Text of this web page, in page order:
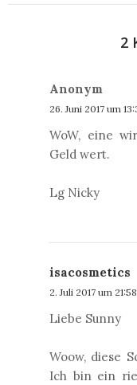
2
Anonym
26. Juni 2017 um
WoW, eine
Geld wert.
Lg Nicky
isacosmetics
2. Juli 2017 um 21:58
Liebe Sunny
Woow, diese
Ich bin ein